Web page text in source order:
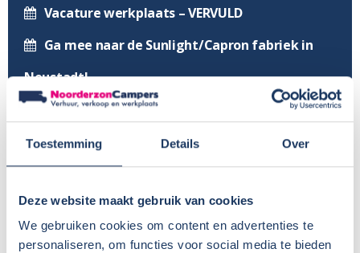
Toestemming Details Over
Deze website maakt gebruik van cookies
We gebruiken cookies om content en advertenties te
personaliseren, om functies voor social media te bieden
Vacature werkplaats – VERVULD
Ga mee naar de Sunlight/Capron fabriek in
Neustadt!
Sunlight Demodagen
Nog meer 2026 modellen in onze showroom
Sunlight modellen
Voor in de agenda, onze huisshow!